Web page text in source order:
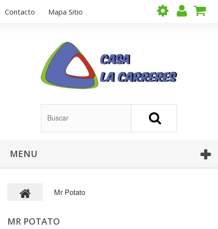
Contacto Mapa Sitio
MENU
Mr Potato
MR POTATO